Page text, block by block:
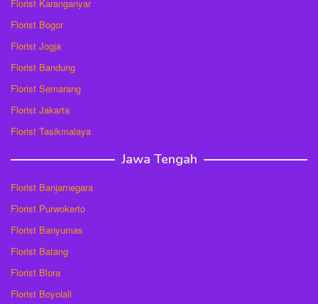
Florist Karanganyar
Florist Bogor
Florist Jogja
Florist Bandung
Florist Semarang
Florist Jakarta
Florist Tasikmalaya
Jawa Tengah
Florist Banjarnegara
Florist Purwokerto
Florist Banyumas
Florist Batang
Florist Blora
Florist Boyolali